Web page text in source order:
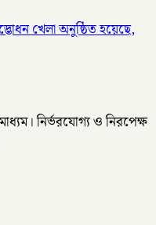
খেলা অনুষ্ঠিত হয়েছে,
নির্ভরযোগ্য ও নিরপেক্ষ